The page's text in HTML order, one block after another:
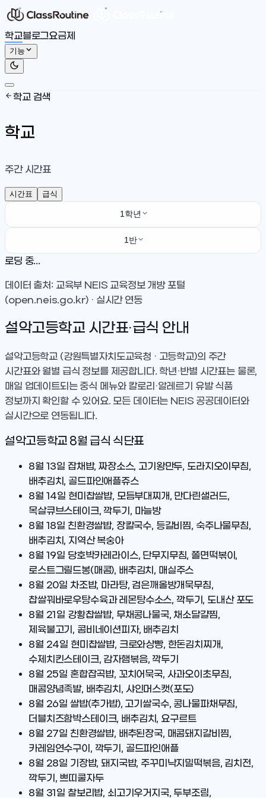
학교블로그요금제
기능
학교 검색
학교
주간 시간표
시간표 급식
1학년
1반
로딩 중...
데이터 출처: 교육부 NEIS 교육정보 개방 포털
(open.neis.go.kr) · 실시간 연동
설악고등학교 시간표·급식 안내
설악고등학교 (강원특별자치도교육청 · 고등학교)의 주간
시간표와 월별 급식 정보를 제공합니다. 학년·반별 시간표는 물론,
매일 업데이트되는 중식 메뉴와 칼로리·알레르기 유발 식품
정보까지 확인할 수 있어요. 모든 데이터는 NEIS 공공데이터와
실시간으로 연동됩니다.
설악고등학교 8월 급식 식단표
8월 13일 잡채밥, 짜장소스, 고기왕만두, 도라지오이무침,
배추김치, 골드파인애플쥬스
8월 14일 현미찹쌀밥, 모듬부대찌개, 만다린샐러드,
목살큐브스테이크, 깍두기, 마늘방
8월 18일 친환경쌀밥, 장칼국수, 등갈비찜, 숙주나물무침,
배추김치, 지역산 복숭아
8월 19일 당호박카레라이스, 단무지무침, 쫄면떡볶이,
로스트그릴드봉(매콤), 배추김치, 매실주스
8월 20일 차조밥, 마라탕, 검은깨올방개묵무침,
찹쌀꿔바로우탕수육과 레몬탕수소스, 깍두기, 도내산 포도
8월 21일 강황찹쌀밥, 무채콩나물국, 채소달걀찜,
제육불고기, 콤비네이션피자, 배추김치
8월 24일 현미찹쌀밥, 크로와상빵, 한돈김치찌개,
수제치킨스테이크, 감자햄볶음, 깍두기
8월 25일 혼합잡곡밥, 꼬치어묵국, 사과오이초무침,
매콤양념족발, 배추김치, 샤인머스캣(포도)
8월 26일 쌀밥(추가밥), 고기쌀국수, 콩나물파채무침,
더블치즈함박스테이크, 배추김치, 요구르트
8월 27일 친환경쌀밥, 배추된장국, 매콤돼지갈비찜,
카레임연수구이, 깍두기, 골드파인애플
8월 28일 기장밥, 돼지국밥, 주꾸미낙지밀떡볶음, 김치전,
깍두기, 쁘띠쿨자두
8월 31일 찰보리밥, 쇠고기우거지국, 두부조림,